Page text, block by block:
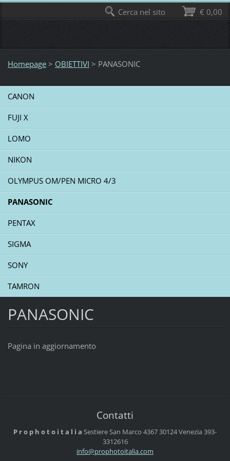
Homepage > OBIETTIVI > PANASONIC
CANON
FUJI X
LOMO
NIKON
OLYMPUS OM/PEN MICRO 4/3
PANASONIC
PENTAX
SIGMA
SONY
TAMRON
PANASONIC
Pagina in aggiornamento
Contatti
P r o p h o t o i t a l i a Sestiere San Marco 436730124 Venezia 393-
3312616
info@prophotoitalia.com
€ 0,00
Cerca nel sito